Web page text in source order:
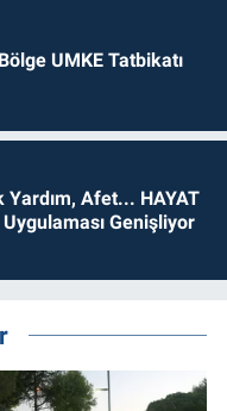
UMKE Tatbikatı
Yardım, Afet... HAYAT
Genişliyor